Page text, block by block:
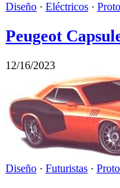
Diseño · Eléctricos ·
Peugeot
12/16/2023
Diseño · Futuristas ·